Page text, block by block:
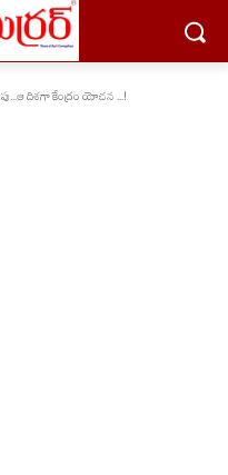
దిశగా కేంద్రం యోచన ...!